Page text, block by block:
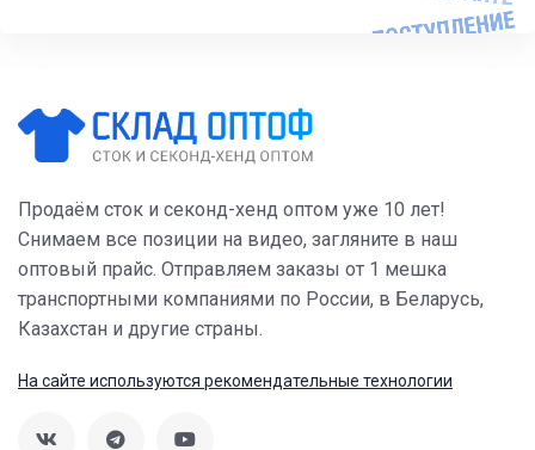
Продаём сток и секонд-хенд оптом уже 10 лет!
Снимаем все позиции на видео, загляните в наш
оптовый прайс. Отправляем заказы от 1 мешка
транспортными компаниями по России, в Беларусь,
Казахстан и другие страны.
На сайте используются рекомендательные технологии